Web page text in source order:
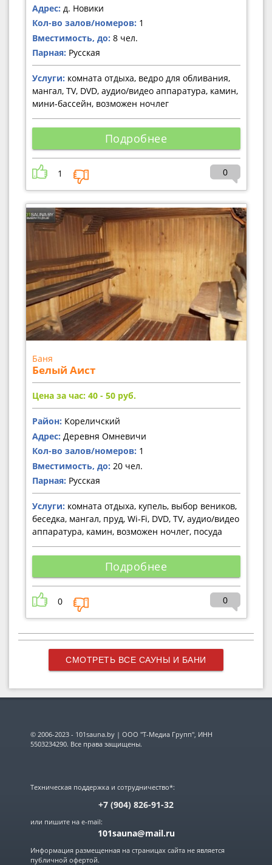
Адрес: д. Новики
Кол-во залов/номеров: 1
Вместимость, до: 8 чел.
Парная: Русская
Услуги: комната отдыха, ведро для обливания,
мангал, TV, DVD, аудио/видео аппаратура, камин,
мини-бассейн, возможен ночлег
Подробнее
1 0
Баня
Белый Аист
Цена за час: 40 - 50 руб.
Район: Кореличский
Адрес: Деревня Омневичи
Кол-во залов/номеров: 1
Вместимость, до: 20 чел.
Парная: Русская
Услуги: комната отдыха, купель, выбор веников,
беседка, мангал, пруд, Wi-Fi, DVD, TV, аудио/видео
аппаратура, камин, возможен ночлег, посуда
Подробнее
0 0
СМОТРЕТЬ ВСЕ САУНЫ И БАНИ
© 2006-2023 - 101sauna.by | ООО "Т-Медиа Групп", ИНН
5503234290. Все права защищены.
Техническая поддержка и сотрудничество*:
+7 (904) 826-91-32
или пишите на e-mail:
101sauna@mail.ru
Информация размещенная на страницах сайта не является
публичной офертой.